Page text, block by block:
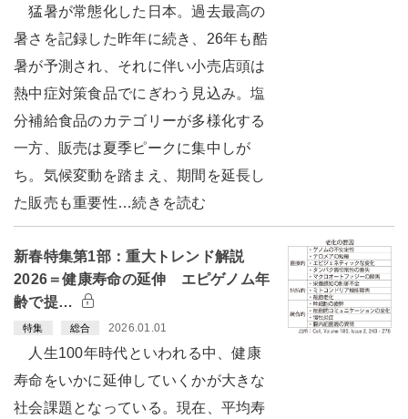
猛暑が常態化した日本。過去最高の
暑さを記録した昨年に続き、26年も酷
暑が予測され、それに伴い小売店頭は
熱中症対策食品でにぎわう見込み。塩
分補給食品のカテゴリーが多様化する
一方、販売は夏季ピークに集中しが
ち。気候変動を踏まえ、期間を延長し
た販売も重要性…続きを読む
新春特集第1部：重大トレンド解説
2026＝健康寿命の延伸 エピゲノム年
齢で提…
特集 総合 2026.01.01
人生100年時代といわれる中、健康
寿命をいかに延伸していくかが大きな
社会課題となっている。現在、平均寿